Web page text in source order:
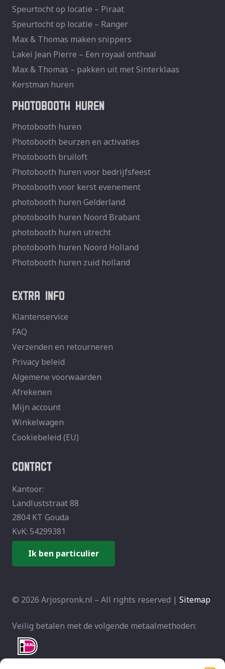
Speurtocht op locatie – Piraat
Speurtocht op locatie – Ranger
Max & Thomas maken snippers
Lakei Jean Pierre – Een royaal onthaal
Max & Thomas – pakken uit met Sinterklaas
Kerstman huren
PHOTOBOOTH HUREN
Photobooth huren
Photobooth beurzen en activaties
Photobooth bruiloft
Photobooth huren voor bedrijfsfeest
Photobooth voor kerst evenement
photobooth huren Gelderland
photobooth huren Noord Brabant
photobooth huren utrecht
photobooth huren Noord Holland
Photobooth huren zuid holland
EXTRA INFO
Klantenservice
FAQ
Verzenden en retourneren
Privacy beleid
Algemene voorwaarden
Afrekenen
Mijn account
Winkelwagen
Cookiebeleid (EU)
CONTACT
Kantoor:
Landluststraat 88
2804 KT Gouda
KvK: 54299381
Ik ben particulier
© 2026 Arjospronk.nl – All rights reserved | Sitemap
Veilig betalen met de volgende metaalmethoden: